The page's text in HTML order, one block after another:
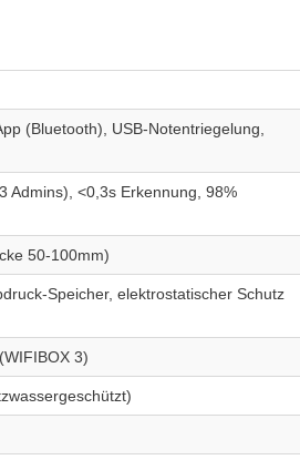
(Bluetooth), USB-Notentriegelung,
Admins), <0,3s Erkennung, 98%
50-100mm)
Speicher, elektrostatischer Schutz
3)